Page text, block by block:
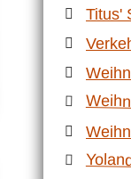
Titus'